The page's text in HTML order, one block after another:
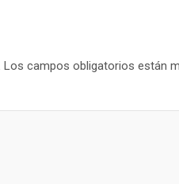
Los campos obligatorios están